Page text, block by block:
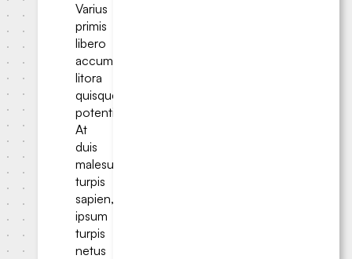
Varius
primis
libero
accumsan
litora
quisque
potenti.
At
duis
malesuada
turpis
sapien,
ipsum
turpis
netus